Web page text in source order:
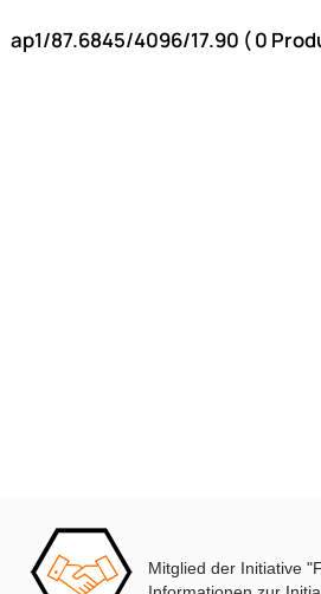
Mitglied der Initiative
AGB
Kontakt